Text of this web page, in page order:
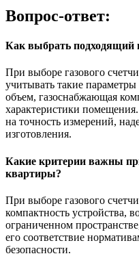
Вопрос-ответ:
Как выбрать подходящий
При выборе газового
учитывать такие
объем, газоснабжающая
характеристики
на точность измерений,
изготовления.
Какие критерии важны
квартиры?
При выборе газового
компактность устройства,
ограниченном
его соответствие
безопасности.